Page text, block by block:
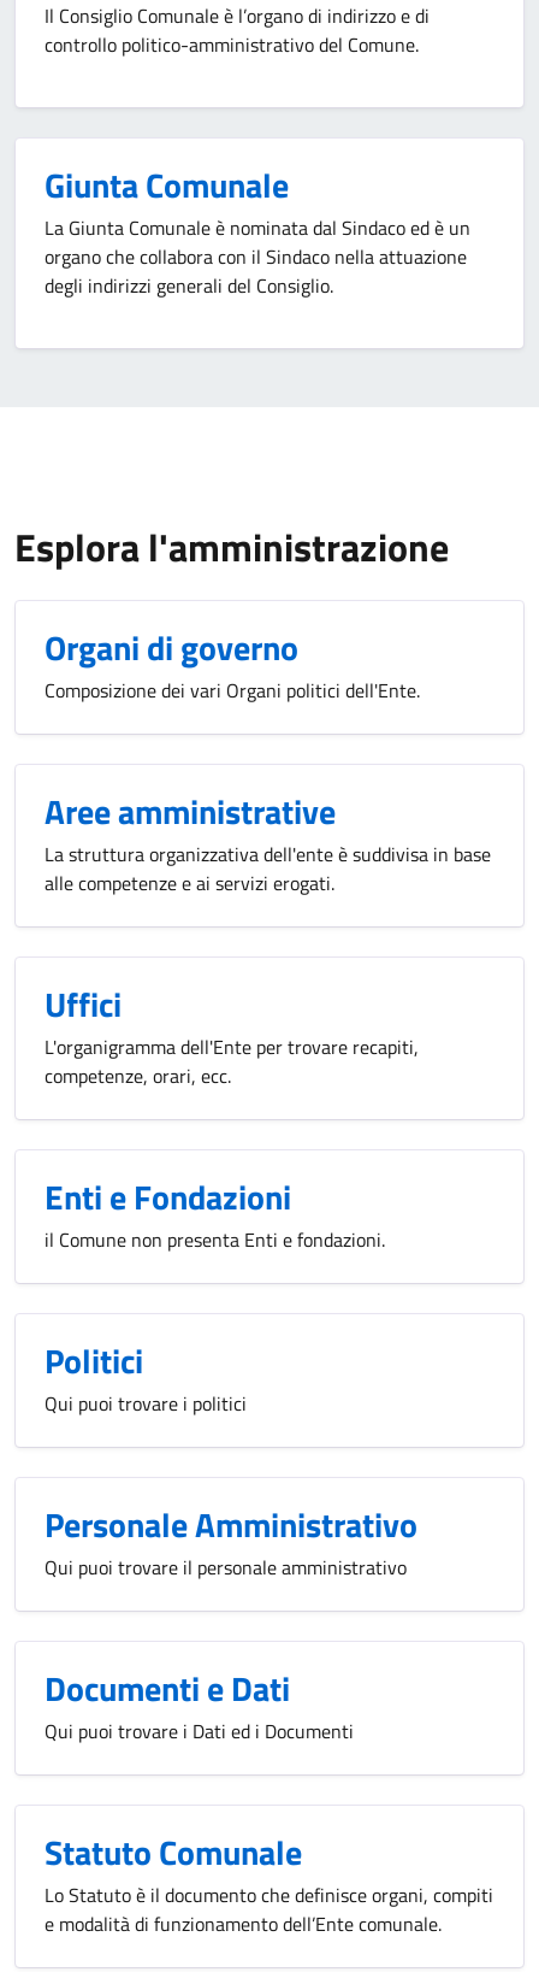
Il Consiglio Comunale è l’organo di indirizzo e di
controllo politico-amministrativo del Comune.
Giunta Comunale
La Giunta Comunale è nominata dal Sindaco ed è un
organo che collabora con il Sindaco nella attuazione
degli indirizzi generali del Consiglio.
Esplora l'amministrazione
Organi di governo
Composizione dei vari Organi politici dell'Ente.
Aree amministrative
La struttura organizzativa dell'ente è suddivisa in base
alle competenze e ai servizi erogati.
Uffici
L'organigramma dell'Ente per trovare recapiti,
competenze, orari, ecc.
Enti e Fondazioni
il Comune non presenta Enti e fondazioni.
Politici
Qui puoi trovare i politici
Personale Amministrativo
Qui puoi trovare il personale amministrativo
Documenti e Dati
Qui puoi trovare i Dati ed i Documenti
Statuto Comunale
Lo Statuto è il documento che definisce organi, compiti
e modalità di funzionamento dell’Ente comunale.